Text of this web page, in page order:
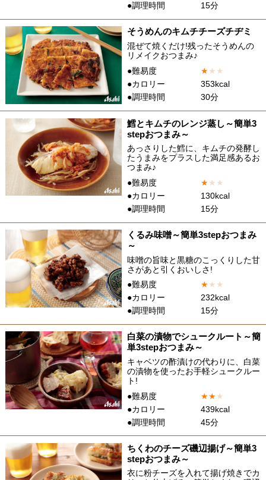
●調理時間
15分
そうめんのキムチチーズチヂミ
混ぜて焼くだけ!残ったそうめんの
リメイクおつまみ♪
●難易度
★★ ★
●カロリー
353kcal
●調理時間
30分
鱈とキムチのレンジ蒸し～簡単3
stepおつまみ～
あっさりした鱈に、キムチの発酵し
たうまみをプラスした満足感あるお
つまみ♪
●難易度
★★ ★
●カロリー
130kcal
●調理時間
15分
くるみ味噌～簡単3stepおつまみ
～
味噌の旨味と黒糖のこっくりした甘
さがあと引くおいしさ!
●難易度
★★ ★
●カロリー
232kcal
●調理時間
15分
白菜の漬物でシュークルート～簡
単3stepおつまみ～
キャベツの酢漬けの代わりに、白菜
の漬物を使ったお手軽シュークルー
ト!
●難易度
★★★
●カロリー
439kcal
●調理時間
45分
ちくわのチーズ磯辺揚げ～簡単3
stepおつまみ～
衣に粉チーズを入れて揚げ焼きでカ